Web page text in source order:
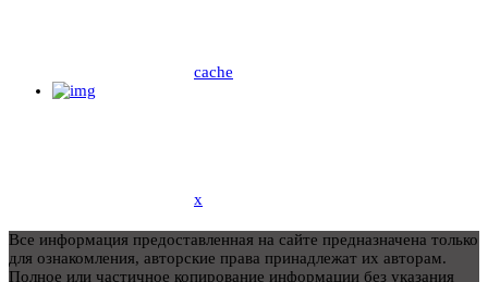
cache
x
Все информация предоставленная на сайте предназначена только
для ознакомления, авторские права принадлежат их авторам.
Полное или частичное копирование информации без указания